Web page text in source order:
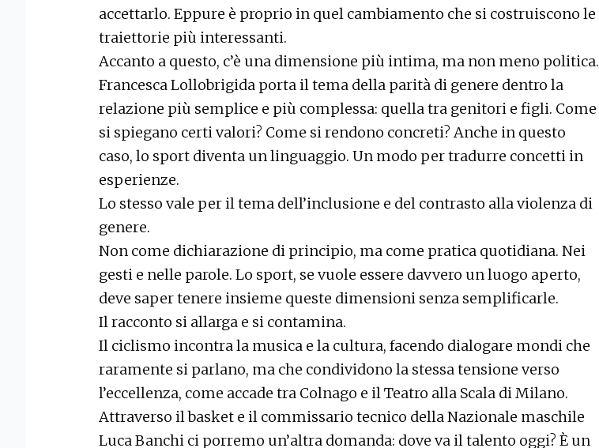
accettarlo. Eppure è proprio in quel cambiamento che si costruiscono le
traiettorie più interessanti.
Accanto a questo, c’è una dimensione più intima, ma non meno politica.
Francesca Lollobrigida porta il tema della parità di genere dentro la
relazione più semplice e più complessa: quella tra genitori e figli. Come
si spiegano certi valori? Come si rendono concreti? Anche in questo
caso, lo sport diventa un linguaggio. Un modo per tradurre concetti in
esperienze.
Lo stesso vale per il tema dell’inclusione e del contrasto alla violenza di
genere.
Non come dichiarazione di principio, ma come pratica quotidiana. Nei
gesti e nelle parole. Lo sport, se vuole essere davvero un luogo aperto,
deve saper tenere insieme queste dimensioni senza semplificarle.
Il racconto si allarga e si contamina.
Il ciclismo incontra la musica e la cultura, facendo dialogare mondi che
raramente si parlano, ma che condividono la stessa tensione verso
l’eccellenza, come accade tra Colnago e il Teatro alla Scala di Milano.
Attraverso il basket e il commissario tecnico della Nazionale maschile
Luca Banchi ci porremo un’altra domanda: dove va il talento oggi? È un